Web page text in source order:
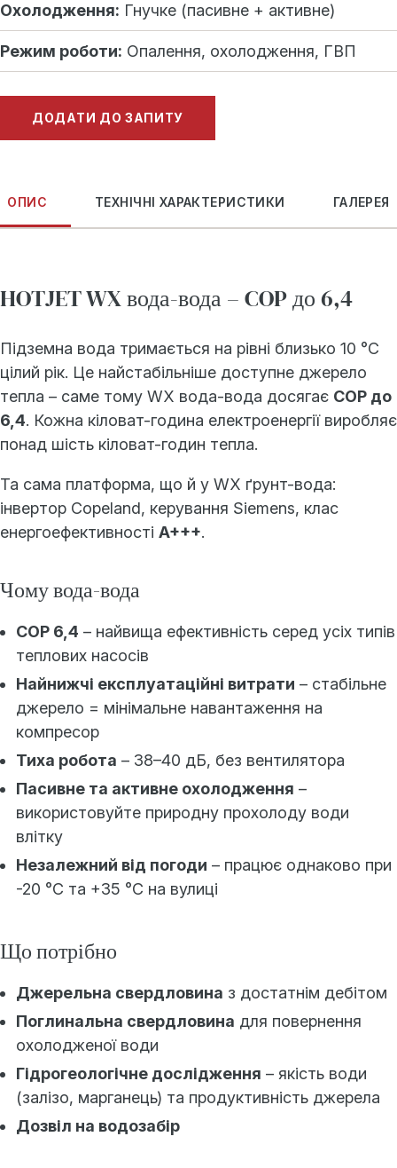
Охолодження: Гнучке (пасивне + активне)
Режим роботи: Опалення, охолодження, ГВП
ДОДАТИ ДО ЗАПИТУ
ОПИС ТЕХНІЧНІ ХАРАКТЕРИСТИКИ ГАЛЕРЕЯ
HOTJET WX вода-вода – COP до 6,4
Підземна вода тримається на рівні близько 10 °C
цілий рік. Це найстабільніше доступне джерело
тепла – саме тому WX вода-вода досягає COP до
6,4. Кожна кіловат-година електроенергії виробляє
понад шість кіловат-годин тепла.
Та сама платформа, що й у WX ґрунт-вода:
інвертор Copeland, керування Siemens, клас
енергоефективності A+++.
Чому вода-вода
COP 6,4 – найвища ефективність серед усіх типів
теплових насосів
Найнижчі експлуатаційні витрати – стабільне
джерело = мінімальне навантаження на
компресор
Тиха робота – 38–40 дБ, без вентилятора
Пасивне та активне охолодження –
використовуйте природну прохолоду води
влітку
Незалежний від погоди – працює однаково при
-20 °C та +35 °C на вулиці
Що потрібно
Джерельна свердловина з достатнім дебітом
Поглинальна свердловина для повернення
охолодженої води
Гідрогеологічне дослідження – якість води
(залізо, марганець) та продуктивність джерела
Дозвіл на водозабір